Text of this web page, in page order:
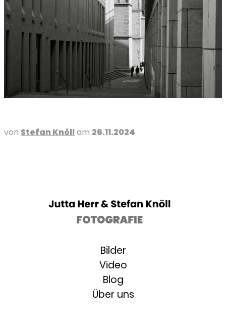
von Stefan Knöll am 26.11.2024
Bilder
Video
Blog
Über uns